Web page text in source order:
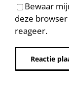
Bewaar
deze
reageer.